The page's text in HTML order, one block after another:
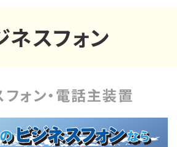
ネスフォン
フォン・電話主装置